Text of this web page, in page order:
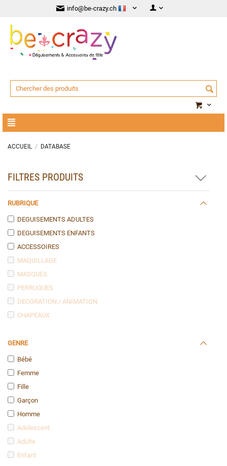
info@be-crazy.ch
ACCUEIL / DATABASE
FILTRES PRODUITS
RUBRIQUE
DEGUISEMENTS ADULTES
DEGUISEMENTS ENFANTS
ACCESSOIRES
MAQUILLAGE
MASQUES
PERRUQUES
DECORATION / ANIMATION
CHAPEAUX
GENRE
Bébé
Femme
Fille
Garçon
Homme
Adolescent
Adulte
Enfant